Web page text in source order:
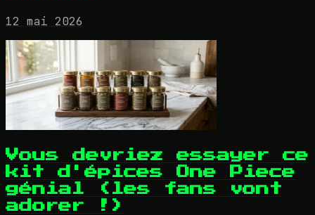
12 mai 2026
Vous devriez essayer ce
kit d'épices One Piece
génial (les fans vont
adorer !)